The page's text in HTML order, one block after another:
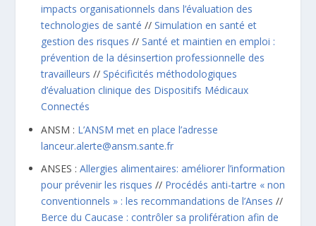
impacts organisationnels dans l’évaluation des
technologies de santé //Simulation en santé et
gestion des risques //Santé et maintien en emploi :
prévention de la désinsertion professionnelle des
travailleurs //Spécificités méthodologiques
d’évaluation clinique des Dispositifs Médicaux
Connectés
ANSM : L’ANSM met en place l’adresse
lanceur.alerte@ansm.sante.fr
ANSES :Allergies alimentaires: améliorer l’information
pour prévenir les risques // Procédés anti-tartre « non
conventionnels » : les recommandations de l’Anses //
Berce du Caucase : contrôler sa prolifération afin de